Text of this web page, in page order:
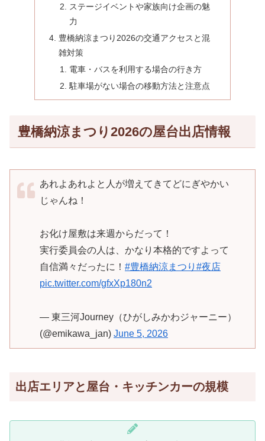
ステージイベントや家族向け企画の魅
力
豊橋納涼まつり2026の交通アクセスと混
雑対策
電車・バスを利用する場合の行き方
駐車場がない場合の移動方法と注意点
豊橋納涼まつり2026の屋台出店情報
あれよあれよと人が増えてきてどにぎやかい
じゃんね！
お化け屋敷は来週からだって！
実行委員会の人は、かなり本格的ですよって
自信満々だったに！ #豊橋納涼まつり #夜店
pic.twitter.com/gfxXp180n2
— 東三河Journey（ひがしみかわジャーニー）
(@emikawa_jan) June 5, 2026
出店エリアと屋台・キッチンカーの規模